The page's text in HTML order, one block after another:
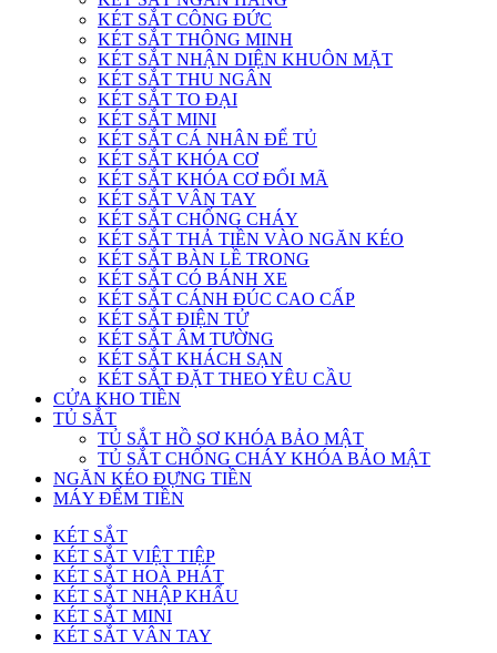
KÉT SẮT CÔNG ĐỨC
KÉT SẮT THÔNG MINH
KÉT SẮT NHẬN DIỆN KHUÔN MẶT
KÉT SẮT THU NGÂN
KÉT SẮT TO ĐẠI
KÉT SẮT MINI
KÉT SẮT CÁ NHÂN ĐỂ TỦ
KÉT SẮT KHÓA CƠ
KÉT SẮT KHÓA CƠ ĐỔI MÃ
KÉT SẮT VÂN TAY
KÉT SẮT CHỐNG CHÁY
KÉT SẮT THẢ TIỀN VÀO NGĂN KÉO
KÉT SẮT BÀN LỀ TRONG
KÉT SẮT CÓ BÁNH XE
KÉT SẮT CÁNH ĐÚC CAO CẤP
KÉT SẮT ĐIỆN TỬ
KÉT SẮT ÂM TƯỜNG
KÉT SẮT KHÁCH SẠN
KÉT SẮT ĐẶT THEO YÊU CẦU
CỬA KHO TIỀN
TỦ SẮT
TỦ SẮT HỒ SƠ KHÓA BẢO MẬT
TỦ SẮT CHỐNG CHÁY KHÓA BẢO MẬT
NGĂN KÉO ĐỰNG TIỀN
MÁY ĐẾM TIỀN
KÉT SẮT
KÉT SẮT VIỆT TIỆP
KÉT SẮT HOÀ PHÁT
KÉT SẮT NHẬP KHẨU
KÉT SẮT MINI
KÉT SẮT VÂN TAY